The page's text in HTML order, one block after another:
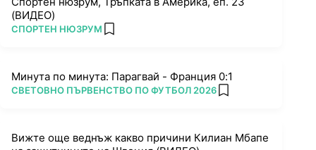
(ВИДЕО)
ПОВЕЧЕ ОТ
СПОРТЕН НЮЗРУМ add favorites
Минута по минута: Парагвай - Франция 0:1
ПОВЕЧЕ ОТ
СВЕТОВНО ПЪРВЕНСТВО ПО ФУТБОЛ 2026 add favorites
Вижте още веднъж какво причини Килиан Мбапе